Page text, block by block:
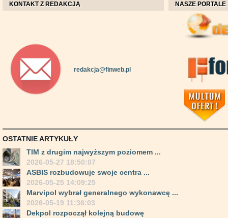
KONTAKT Z REDAKCJĄ
redakcja@finweb.pl
NASZE PORTALE
OSTATNIE ARTYKUŁY
TIM z drugim najwyższym poziomem ...
2026-05-27 18:50:07
ASBIS rozbudowuje swoje centra ...
2026-05-25 14:09:25
Marvipol wybrał generalnego wykonawcę ...
2026-05-19 11:36:03
Dekpol rozpoczął kolejną budowę